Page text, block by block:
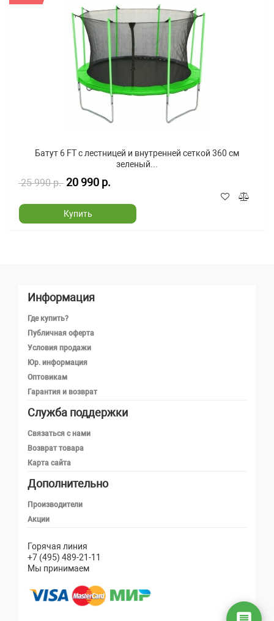
Батут 6 FT с лестницей и внутренней сеткой 360 см
зеленый...
25 990 р. 20 990 р.
Купить
Информация
Где купить?
Публичная оферта
Условия продажи
Юр. информация
Оптовикам
Гарантия и возврат
Служба поддержки
Связаться с нами
Возврат товара
Карта сайта
Дополнительно
Производители
Акции
Горячая линия
+7 (495) 489-21-11
Мы принимаем